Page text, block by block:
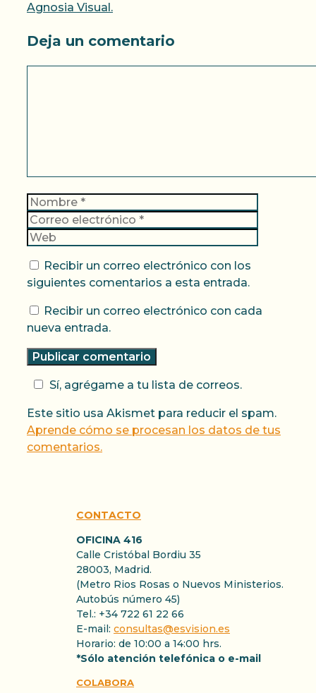
Agnosia Visual.
Deja un comentario
Nombre
Recibir un correo electrónico con los
siguientes comentarios a esta entrada.
Recibir un correo electrónico con cada
nueva entrada.
Sí, agrégame a tu lista de correos.
Este sitio usa Akismet para reducir el spam.
Aprende cómo se procesan los datos de tus
comentarios.
CONTACTO
OFICINA 416
Calle Cristóbal Bordiu 35
28003, Madrid.
(Metro Rios Rosas o Nuevos Ministerios.
Autobús número 45)
Tel.: +34 722 61 22 66
E-mail: consultas@esvision.es
Horario: de 10:00 a 14:00 hrs.
*Sólo atención telefónica o e-mail
COLABORA